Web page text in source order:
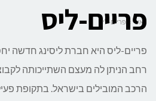
ראשי » פריים-ליס
פריים-ליס
פריים-ליס היא חברת ליסינג חדשה
רחב הניתן לה מעצם השתייכותה
הרכב המובילים בישראל. בתקופת